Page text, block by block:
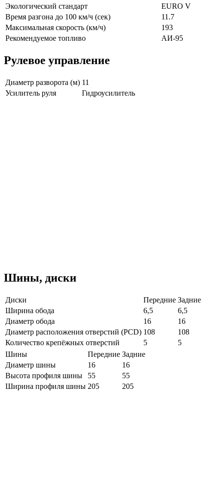
Экологический стандарт
EURO V
Время разгона до 100 км/ч (сек)
11.7
Максимальная скорость (км/ч)
193
Рекомендуемое топливо
АИ-95
Рулевое управление
Диаметр разворота (м) 11
Усилитель руля
Гидроусилитель
Шины, диски
Диски Передние Задние
Ширина обода
6,5
6,5
Диаметр обода
16
16
Диаметр расположения отверстий (PCD) 108
108
Количество крепёжных отверстий
5
5
Шины
Передние Задние
Диаметр шины
16
16
Высота профиля шины
55
55
Ширина профиля шины 205 205